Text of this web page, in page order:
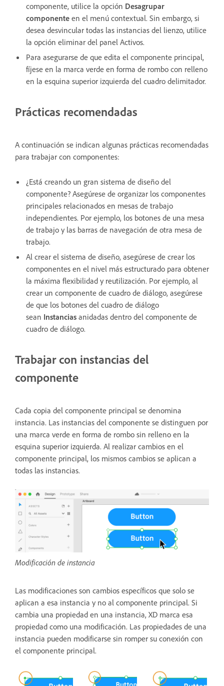
componente, utilice la opción Desagrupar
componente en el menú contextual. Sin embargo, si
desea desvincular todas las instancias del lienzo, utilice
la opción eliminar del panel Activos.
Para asegurarse de que edita el componente principal,
fíjese en la marca verde en forma de rombo con relleno
en la esquina superior izquierda del cuadro delimitador.
Prácticas recomendadas
A continuación se indican algunas prácticas recomendadas
para trabajar con componentes:
¿Está creando un gran sistema de diseño del
componente? Asegúrese de organizar los componentes
principales relacionados en mesas de trabajo
independientes. Por ejemplo, los botones de una mesa
de trabajo y las barras de navegación de otra mesa de
trabajo.
Al crear el sistema de diseño, asegúrese de crear los
componentes en el nivel más estructurado para obtener
la máxima flexibilidad y reutilización. Por ejemplo, al
crear un componente de cuadro de diálogo, asegúrese
de que los botones del cuadro de diálogo
sean Instancias anidadas dentro del componente de
cuadro de diálogo.
Trabajar con instancias del
componente
Cada copia del componente principal se denomina
instancia. Las instancias del componente se distinguen por
una marca verde en forma de rombo sin relleno en la
esquina superior izquierda. Al realizar cambios en el
componente principal, los mismos cambios se aplican a
todas las instancias.
Modificación de instancia
Las modificaciones son cambios específicos que solo se
aplican a esa instancia y no al componente principal. Si
cambia una propiedad en una instancia, XD marca esa
propiedad como una modificación. Las propiedades de una
instancia pueden modificarse sin romper su conexión con
el componente principal.